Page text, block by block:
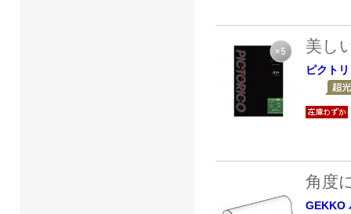
美し
ピクト
角度
GEKKO